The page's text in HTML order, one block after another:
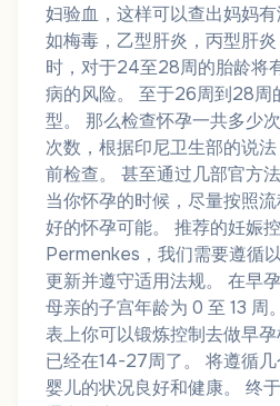
妇验血，这样可以查出妈妈
如梅毒，乙型肝炎，丙型肝
时，对于24至28周的胎龄将
病的风险。 至于26周到28周
型。 那么检查怀孕一共多少
次数，根据印尼卫生部的说
前检查。 甚至通过几部官方
当你怀孕的时候，尽量按照
好的怀孕可能。 推荐的妊娠
Permenkes，我们需要遵循
更新并遵守适用法规。 在早
母亲的子宫年龄为 0 至 13 周
表上你可以锻炼控制去做早
已经在14-27周了。 将遵循
婴儿的状况良好和健康。 终